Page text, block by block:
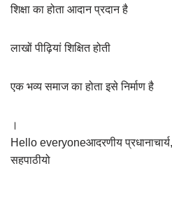
शिक्षा का होता आदान प्रदान है
लाखों पीढ़ियां शिक्षित होती
एक भव्य समाज का होता इसे निर्माण है
।
Hello everyoneआदरणीय
सहपाठीयो